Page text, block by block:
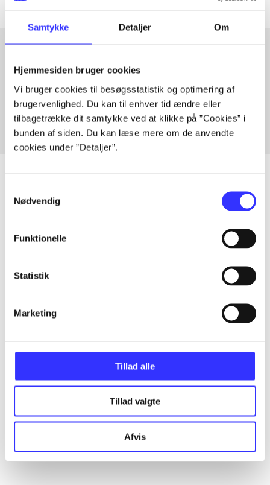
Samtykke Detaljer Om
Hjemmesiden bruger cookies
Vi bruger cookies til besøgsstatistik og optimering af
brugervenlighed. Du kan til enhver tid ændre eller
tilbagetrække dit samtykke ved at klikke på ”Cookies” i
bunden af siden. Du kan læse mere om de anvendte
cookies under ”Detaljer”.
Nødvendig
Funktionelle
Statistik
Marketing
Tillad alle
Tillad valgte
Afvis
Artikler med samme emner
Fra
...
...